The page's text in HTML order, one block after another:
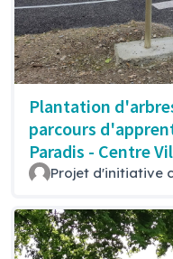
Plantation
parcours
Paradis - Centre
Projet d'initiative